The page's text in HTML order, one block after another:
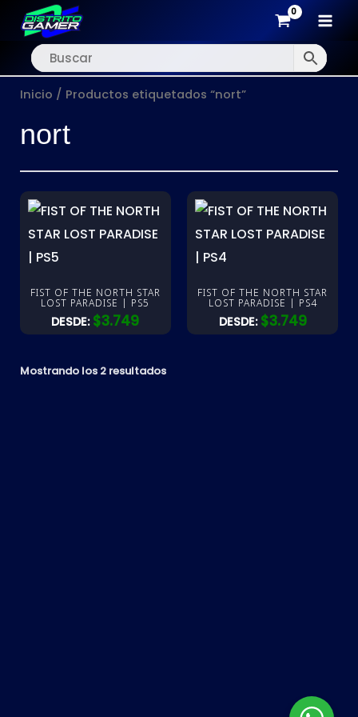
al
contenido
Inicio / Productos etiquetados “nort”
nort
FIST OF THE NORTH STAR
LOST PARADISE | PS5
DESDE: $3.749
FIST OF THE NORTH STAR
LOST PARADISE | PS4
DESDE: $3.749
Mostrando los 2 resultados